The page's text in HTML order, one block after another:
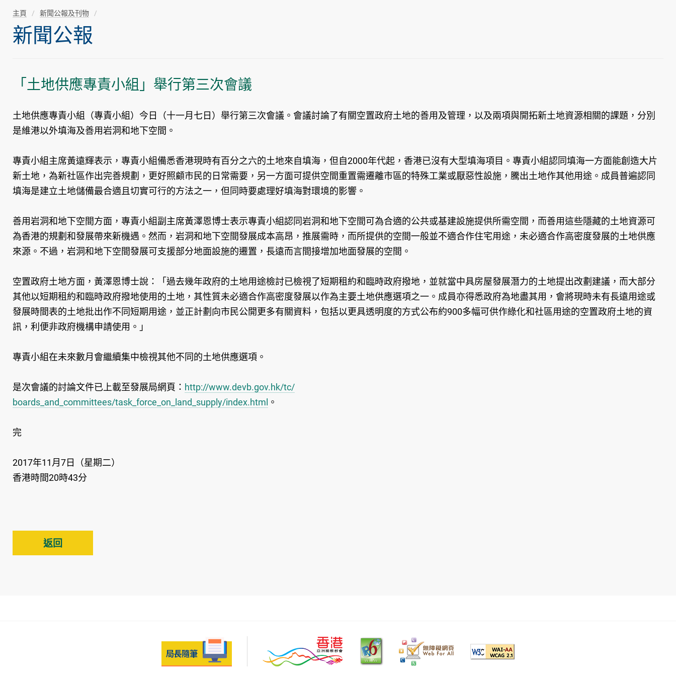
主頁 新聞公報及刊物
新聞公報
「土地供應專責小組」舉行第三次會議
土地供應專責小組（專責小組）今日（十一月七日）舉行第三次會議。會議討論了有關空置政府土地的善用及管理，以及兩項與開拓新土地資源相關的課題，分別
是維港以外填海及善用岩洞和地下空間。
專責小組主席黃遠輝表示，專責小組備悉香港現時有百分之六的土地來自填海，但自2000年代起，香港已沒有大型填海項目。專責小組認同填海一方面能創造大片
新土地，為新社區作出完善規劃，更好照顧市民的日常需要，另一方面可提供空間重置需遷離市區的特殊工業或厭惡性設施，騰出土地作其他用途。成員普遍認同
填海是建立土地儲備最合適且切實可行的方法之一，但同時要處理好填海對環境的影響。
善用岩洞和地下空間方面，專責小組副主席黃澤恩博士表示專責小組認同岩洞和地下空間可為合適的公共或基建設施提供所需空間，而善用這些隱藏的土地資源可
為香港的規劃和發展帶來新機遇。然而，岩洞和地下空間發展成本高昂，推展需時，而所提供的空間一般並不適合作住宅用途，未必適合作高密度發展的土地供應
來源。不過，岩洞和地下空間發展可支援部分地面設施的遷置，長遠而言間接增加地面發展的空間。
空置政府土地方面，黃澤恩博士說：「過去幾年政府的土地用途檢討已檢視了短期租約和臨時政府撥地，並就當中具房屋發展潛力的土地提出改劃建議，而大部分
其他以短期租約和臨時政府撥地使用的土地，其性質未必適合作高密度發展以作為主要土地供應選項之一。成員亦得悉政府為地盡其用，會將現時未有長遠用途或
發展時間表的土地批出作不同短期用途，並正計劃向市民公開更多有關資料，包括以更具透明度的方式公布約900多幅可供作綠化和社區用途的空置政府土地的資
訊，利便非政府機構申請使用。」
專責小組在未來數月會繼續集中檢視其他不同的土地供應選項。
是次會議的討論文件已上載至發展局網頁： http://www.devb.gov.hk/tc/
boards_and_committees/task_force_on_land_supply/index.html 。
完
2017年11月7日（星期二）
香港時間20時43分
返回